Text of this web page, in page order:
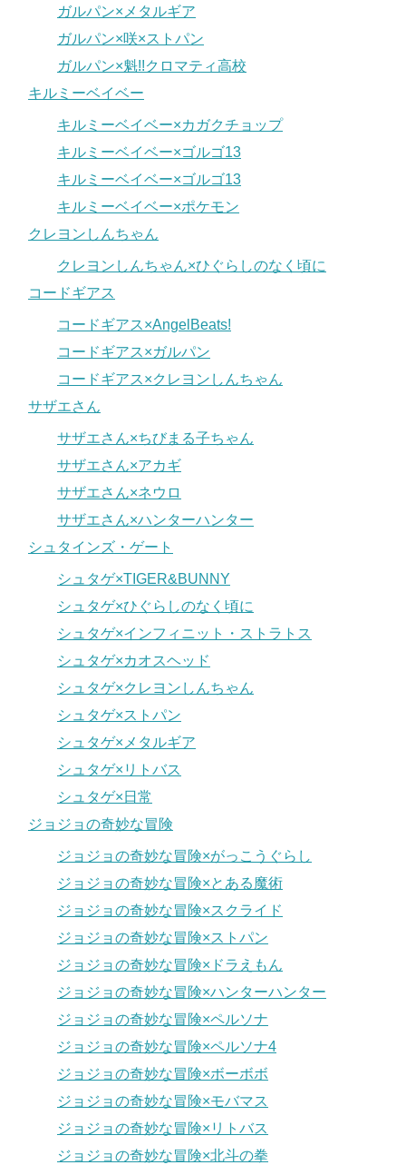
ガルパン×メタルギア
ガルパン×咲×ストパン
ガルパン×魁!!クロマティ高校
キルミーベイベー
キルミーベイベー×カガクチョップ
キルミーベイベー×ゴルゴ13
キルミーベイベー×ゴルゴ13
キルミーベイベー×ポケモン
クレヨンしんちゃん
クレヨンしんちゃん×ひぐらしのなく頃に
コードギアス
コードギアス×AngelBeats!
コードギアス×ガルパン
コードギアス×クレヨンしんちゃん
サザエさん
サザエさん×ちびまる子ちゃん
サザエさん×アカギ
サザエさん×ネウロ
サザエさん×ハンターハンター
シュタインズ・ゲート
シュタゲ×TIGER&BUNNY
シュタゲ×ひぐらしのなく頃に
シュタゲ×インフィニット・ストラトス
シュタゲ×カオスヘッド
シュタゲ×クレヨンしんちゃん
シュタゲ×ストパン
シュタゲ×メタルギア
シュタゲ×リトバス
シュタゲ×日常
ジョジョの奇妙な冒険
ジョジョの奇妙な冒険×がっこうぐらし
ジョジョの奇妙な冒険×とある魔術
ジョジョの奇妙な冒険×スクライド
ジョジョの奇妙な冒険×ストパン
ジョジョの奇妙な冒険×ドラえもん
ジョジョの奇妙な冒険×ハンターハンター
ジョジョの奇妙な冒険×ペルソナ
ジョジョの奇妙な冒険×ペルソナ4
ジョジョの奇妙な冒険×ボーボボ
ジョジョの奇妙な冒険×モバマス
ジョジョの奇妙な冒険×リトバス
ジョジョの奇妙な冒険×北斗の拳